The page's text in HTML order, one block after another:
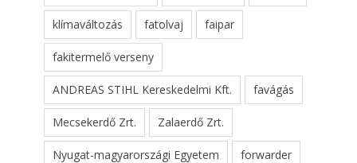
klímaváltozás fatolvaj faipar
fakitermelő verseny
ANDREAS STIHL Kereskedelmi Kft. favágás
Mecsekerdő Zrt. Zalaerdő Zrt.
Nyugat-magyarországi Egyetem forwarder